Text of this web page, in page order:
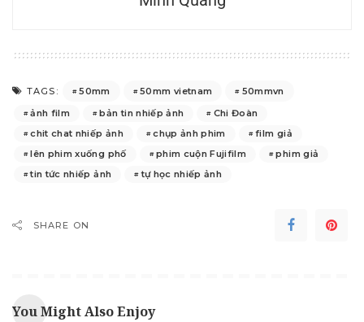
TAGS: 50mm 50mm vietnam
50mmvn
ảnh film
bản tin nhiếp ảnh
Chi Đoàn
chit chat nhiếp ảnh
chụp ảnh phim
film giả
lên phim xuống phố
phim cuộn Fujifilm
phim giả
tin tức nhiếp ảnh
tự học nhiếp ảnh
SHARE ON
You Might Also Enjoy